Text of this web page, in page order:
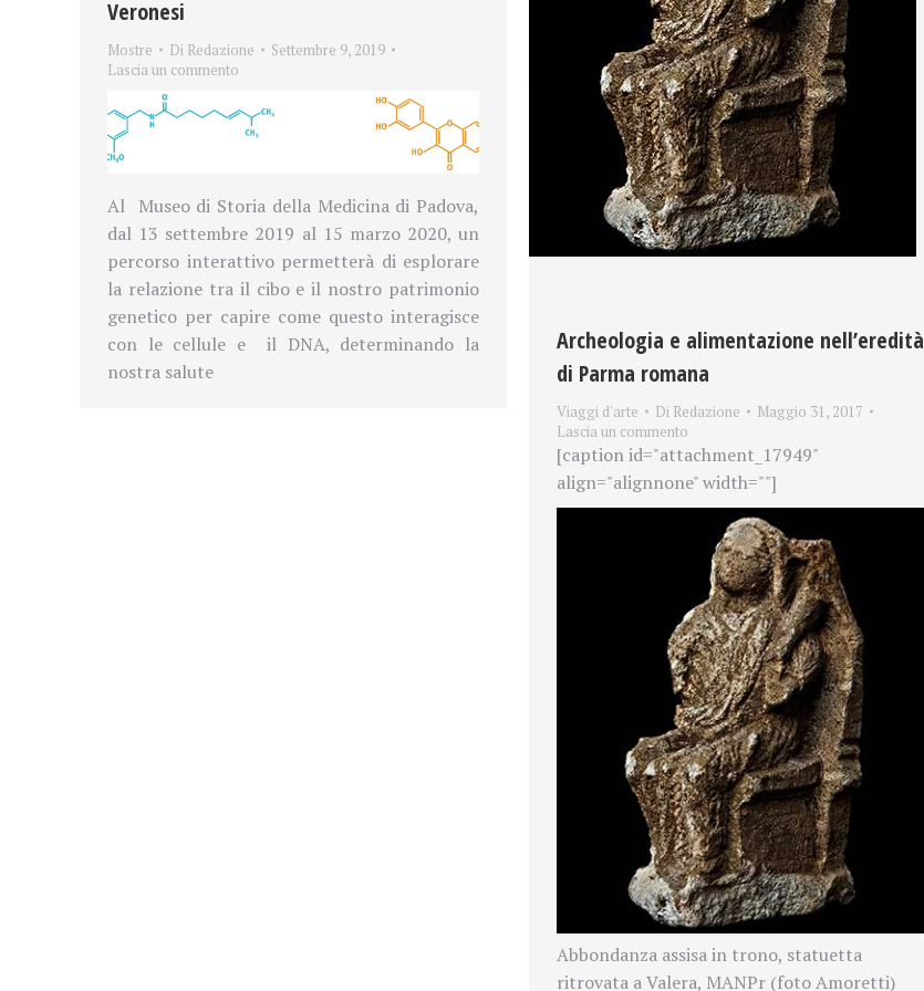
Veronesi
Mostre Di Redazione
Settembre 9, 2019
Lascia un commento
Al Museo di Storia della Medicina di Padova,
dal 13 settembre 2019 al 15 marzo 2020, un
percorso interattivo permetterà di esplorare
la relazione tra il cibo e il nostro patrimonio
genetico per capire come questo interagisce
con le cellule e il DNA, determinando la
nostra salute
Archeologia e alimentazione nell’eredità
di Parma romana
Viaggi d'arte Di Redazione
Maggio 31, 2017
Lascia un commento
[caption id="attachment_17949"
align="alignnone" width=""]
Abbondanza assisa in trono, statuetta
ritrovata a Valera, MANPr (foto Amoretti)